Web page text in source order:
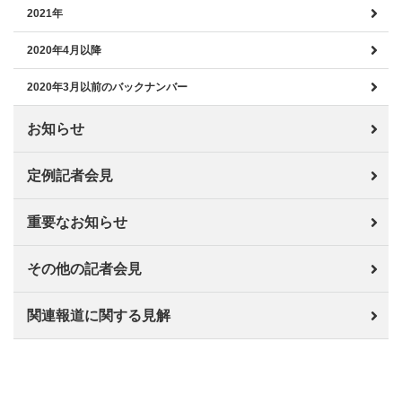
2021年
2020年4月以降
2020年3月以前のバックナンバー
お知らせ
定例記者会見
重要なお知らせ
その他の記者会見
関連報道に関する見解